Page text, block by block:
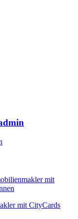
mit CityCards